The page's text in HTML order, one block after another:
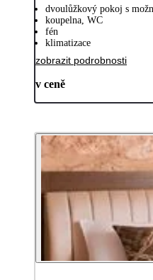
dvoulůžkový pokoj s
koupelna, WC
fén
klimatizace
zobrazit podrobnosti
v ceně